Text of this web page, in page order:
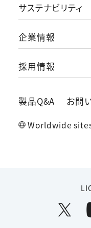
サステナビリティ
企業情報
採用情報
製品Q&A お問
Worldwide